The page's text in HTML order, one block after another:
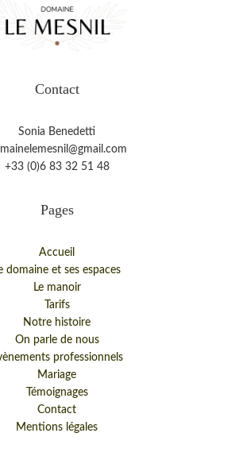
Contact
Sonia Benedetti
+33 (0)6 83 32 51 48
Pages
Accueil
domaine et ses espaces
Le manoir
Tarifs
Notre histoire
On parle de nous
professionnels
Mariage
Témoignages
Contact
Mentions légales